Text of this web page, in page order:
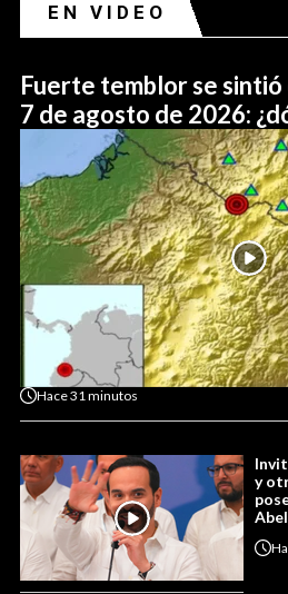
EN VIDEO
Fuerte temblor se sintió
7 de agosto de 2026:
Hace31 minutos
y